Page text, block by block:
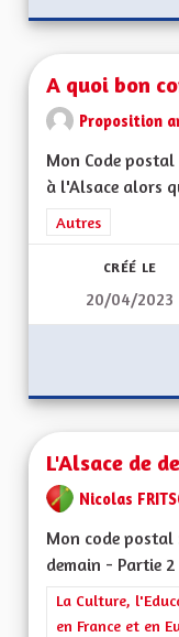
A quoi bon
Proposition
Mon Code
à l'Alsace alors
Filtrer les
Autres
CRÉÉ LE
20/04/2023
L'Alsace de
Nicolas
Mon code postal
demain - Partie
Filtrer les
La Culture,
en France et en